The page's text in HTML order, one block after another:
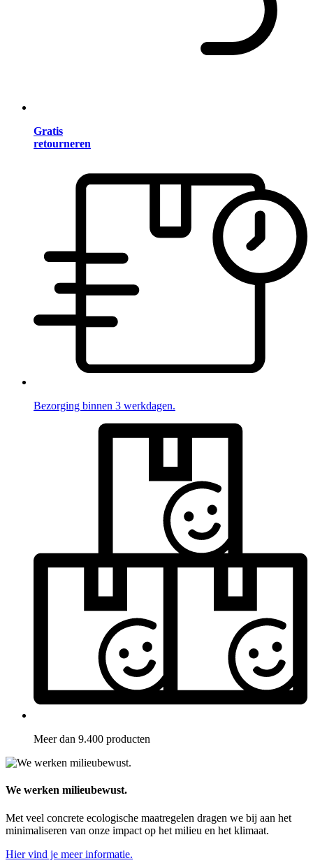
Gratis
retourneren
Bezorging binnen 3 werkdagen.
Meer dan 9.400 producten
We werken milieubewust.
Met veel concrete ecologische maatregelen dragen we bij aan het
minimaliseren van onze impact op het milieu en het klimaat.
Hier vind je meer informatie.